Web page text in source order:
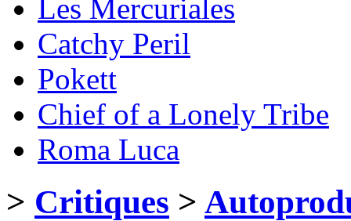
Les Mercuriales
Catchy Peril
Pokett
Chief of a Lonely Tribe
Roma Luca
> Critiques >